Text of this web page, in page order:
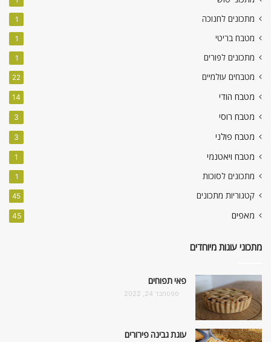
מתכונים לחנוכה 1
מטבח בריטי 1
מתכונים לפורים 1
מטבחים עולמיים 22
מטבח הודי 14
מטבח רוסי 3
מטבח פולני 3
מטבח ויאטנמי 1
מתכונים לסוכות 1
קטגוריות מתכונים 45
מאפים 45
מתכוני עוגות מיוחדים
פאי תפוחים
ספטמבר 24, 2022
עוגת גבינה פירורים